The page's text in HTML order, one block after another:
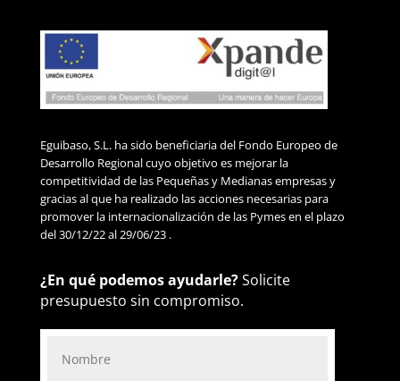
Eguibaso, S.L. ha sido beneficiaria del Fondo Europeo de
Desarrollo Regional cuyo objetivo es mejorar la
competitividad de las Pequeñas y Medianas empresas y
gracias al que ha realizado las acciones necesarias para
promover la internacionalización de las Pymes en el plazo
del 30/12/22 al 29/06/23 .
¿En qué podemos ayudarle?Solicite
presupuesto sin compromiso.